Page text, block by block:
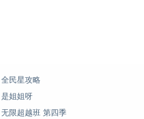
全民星攻略
是姐姐呀
无限超越班 第四季